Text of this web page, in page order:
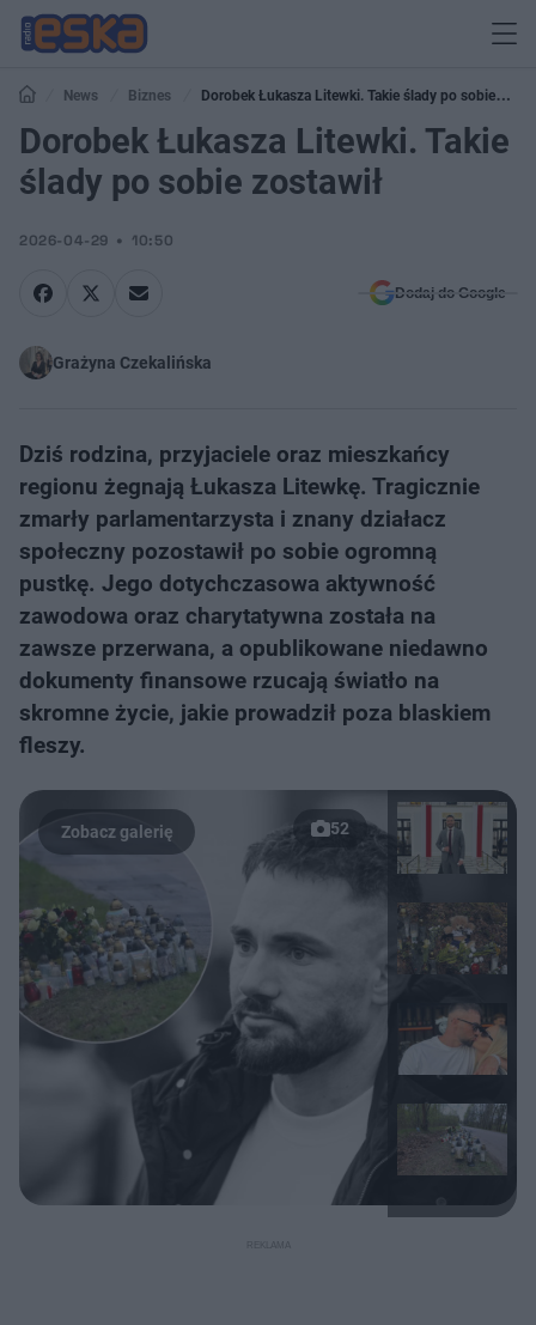
News Biznes
Dorobek Łukasza Litewki. Takie ślady po sobie
zostawił
Dorobek Łukasza Litewki. Takie
ślady po sobie zostawił
2026-04-29 10:50
Dodaj do Google
Grażyna Czekalińska
Dziś rodzina, przyjaciele oraz mieszkańcy
regionu żegnają Łukasza Litewkę. Tragicznie
zmarły parlamentarzysta i znany działacz
społeczny pozostawił po sobie ogromną
pustkę. Jego dotychczasowa aktywność
zawodowa oraz charytatywna została na
zawsze przerwana, a opublikowane niedawno
dokumenty finansowe rzucają światło na
skromne życie, jakie prowadził poza blaskiem
fleszy.
52